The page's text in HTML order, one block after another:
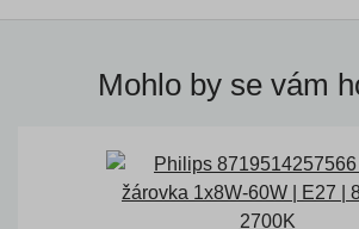
Mohlo by se vám